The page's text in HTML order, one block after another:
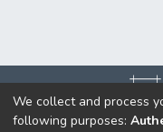
We collect and process
following purposes: